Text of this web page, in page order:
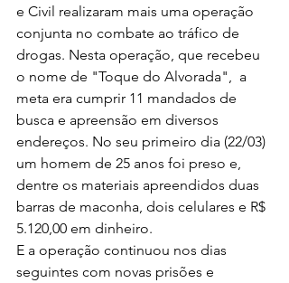
e Civil realizaram mais uma operação
conjunta no combate ao tráfico de
drogas. Nesta operação, que recebeu
o nome de "Toque do Alvorada",
a
meta era cumprir 11 mandados de
busca e apreensão em diversos
endereços. No seu primeiro dia (22/03)
um homem de 25 anos foi preso e,
dentre os materiais apreendidos duas
barras de maconha, dois celulares e R$
5.120,00 em dinheiro.
E a operação continuou nos dias
seguintes com novas prisões e